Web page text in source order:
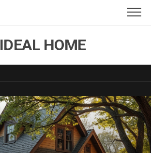
IDEAL HOME